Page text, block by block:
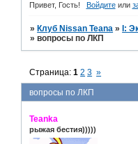
Привет, Гость! Войдитеили
» Клуб Nissan Teana » I:
»вопросы по ЛКП
вопросы по ЛКП
Страница:1 2 3 »
Teanka
рыжая бестия)))))